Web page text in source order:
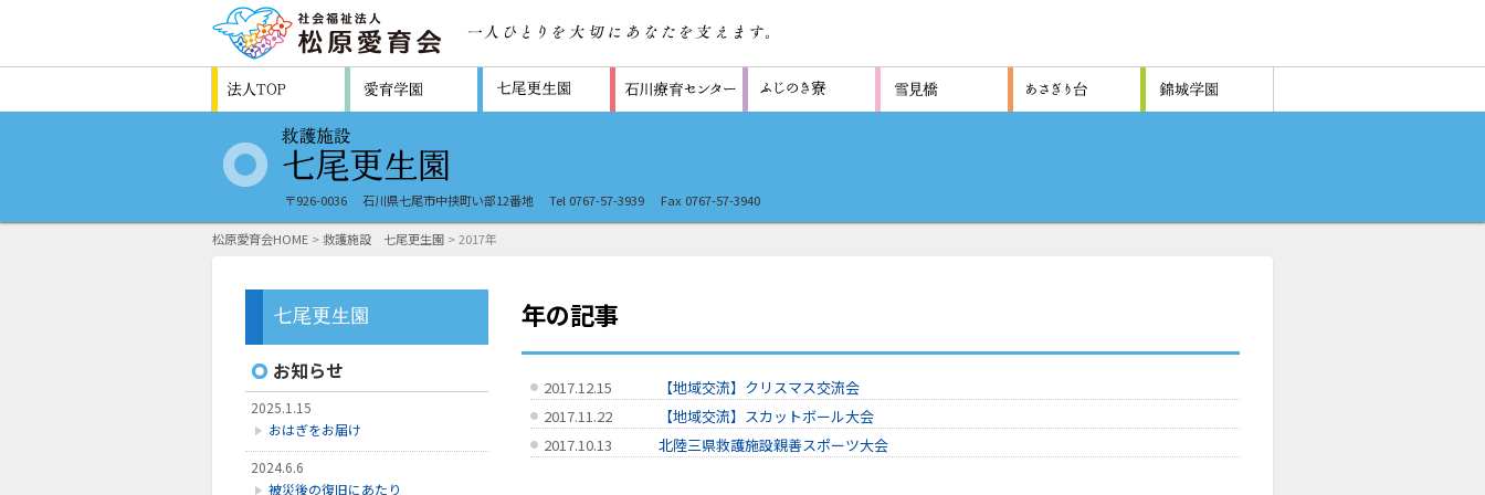
〒926-0036 石川県七尾市中挟町い部12番地 Tel 0767-57-3939 Fax 0767-57-3940
松原愛育会HOME >救護施設 七尾更生園 > 2017年
年の記事
2017.12.15
【地域交流】クリスマス交流会
2017.11.22
【地域交流】スカットボール大会
2017.10.13
北陸三県救護施設親善スポーツ大会
お知らせ
2025.1.15
おはぎをお届け
2024.6.6
被災後の復旧にあたり